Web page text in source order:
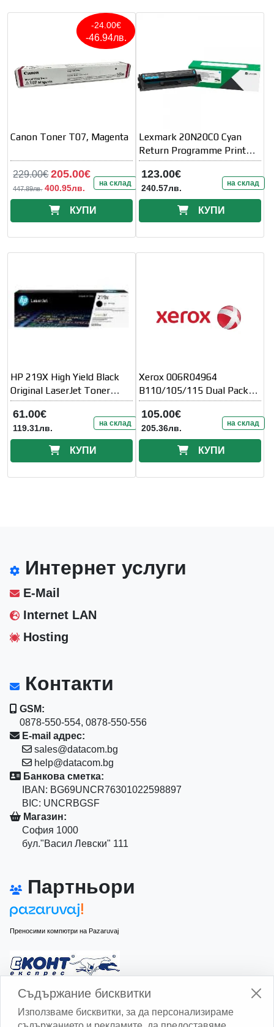
-24.00€
-46.94лв.
Canon Toner T07, Magenta
229.00€ 205.00€
447.89лв. 400.95лв. на склад
КУПИ
Lexmark 20N20C0 Cyan
Return Programme Print
Cartridge
123.00€
240.57лв. на склад
КУПИ
HP 219X High Yield Black
Original LaserJet Toner
Cartridge
61.00€
119.31лв. на склад
КУПИ
Xerox 006R04964
B110/105/115 Dual Pack
Toner Cartridge (2x 1500
page yield)
105.00€
205.36лв. на склад
КУПИ
Интернет услуги
E-Mail
Internet LAN
Hosting
Контакти
GSM:
0878-550-554, 0878-550-556
E-mail адрес:
sales@datacom.bg
help@datacom.bg
Банкова сметка:
IBAN: BG69UNCR76301022598897
BIC: UNCRBGSF
Магазин:
София 1000
бул."Васил Левски" 111
Партньори
Преносими компютри на Pazaruvaj
Изчисли доставката с Еконт
Съдържание бисквитки
Използваме бисквитки, за да персонализираме